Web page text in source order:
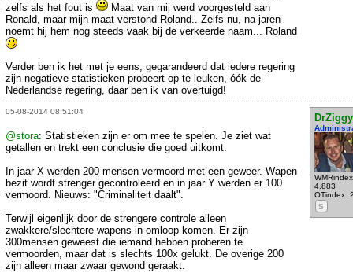
zelfs als het fout is
Maat van mij werd voorgesteld aan
Ronald, maar mijn maat verstond Roland.. Zelfs nu, na jaren
noemt hij hem nog steeds vaak bij de verkeerde naam... Roland
Verder ben ik het met je eens, gegarandeerd dat iedere regering
zijn negatieve statistieken probeert op te leuken, óók de
Nederlandse regering, daar ben ik van overtuigd!
05-08-2014 08:51:04
DrZiggy
4.883
OTindex:
S
@stora: Statistieken zijn er om mee te spelen. Je ziet wat
getallen en trekt een conclusie die goed uitkomt.
In jaar X werden 200 mensen vermoord met een geweer. Wapen
bezit wordt strenger gecontroleerd en in jaar Y werden er 100
vermoord. Nieuws: "Criminaliteit daalt".
Terwijl eigenlijk door de strengere controle alleen
zwakkere/slechtere wapens in omloop komen. Er zijn
300mensen geweest die iemand hebben proberen te
vermoorden, maar dat is slechts 100x gelukt. De overige 200
zijn alleen maar zwaar gewond geraakt.